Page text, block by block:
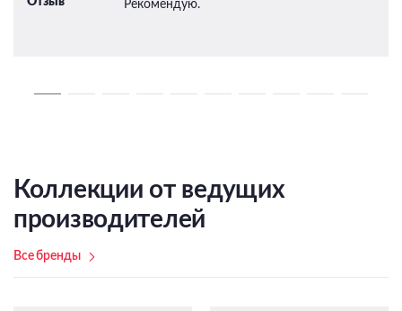
Рекомендую.
Коллекции от ведущих
производителей
Все бренды